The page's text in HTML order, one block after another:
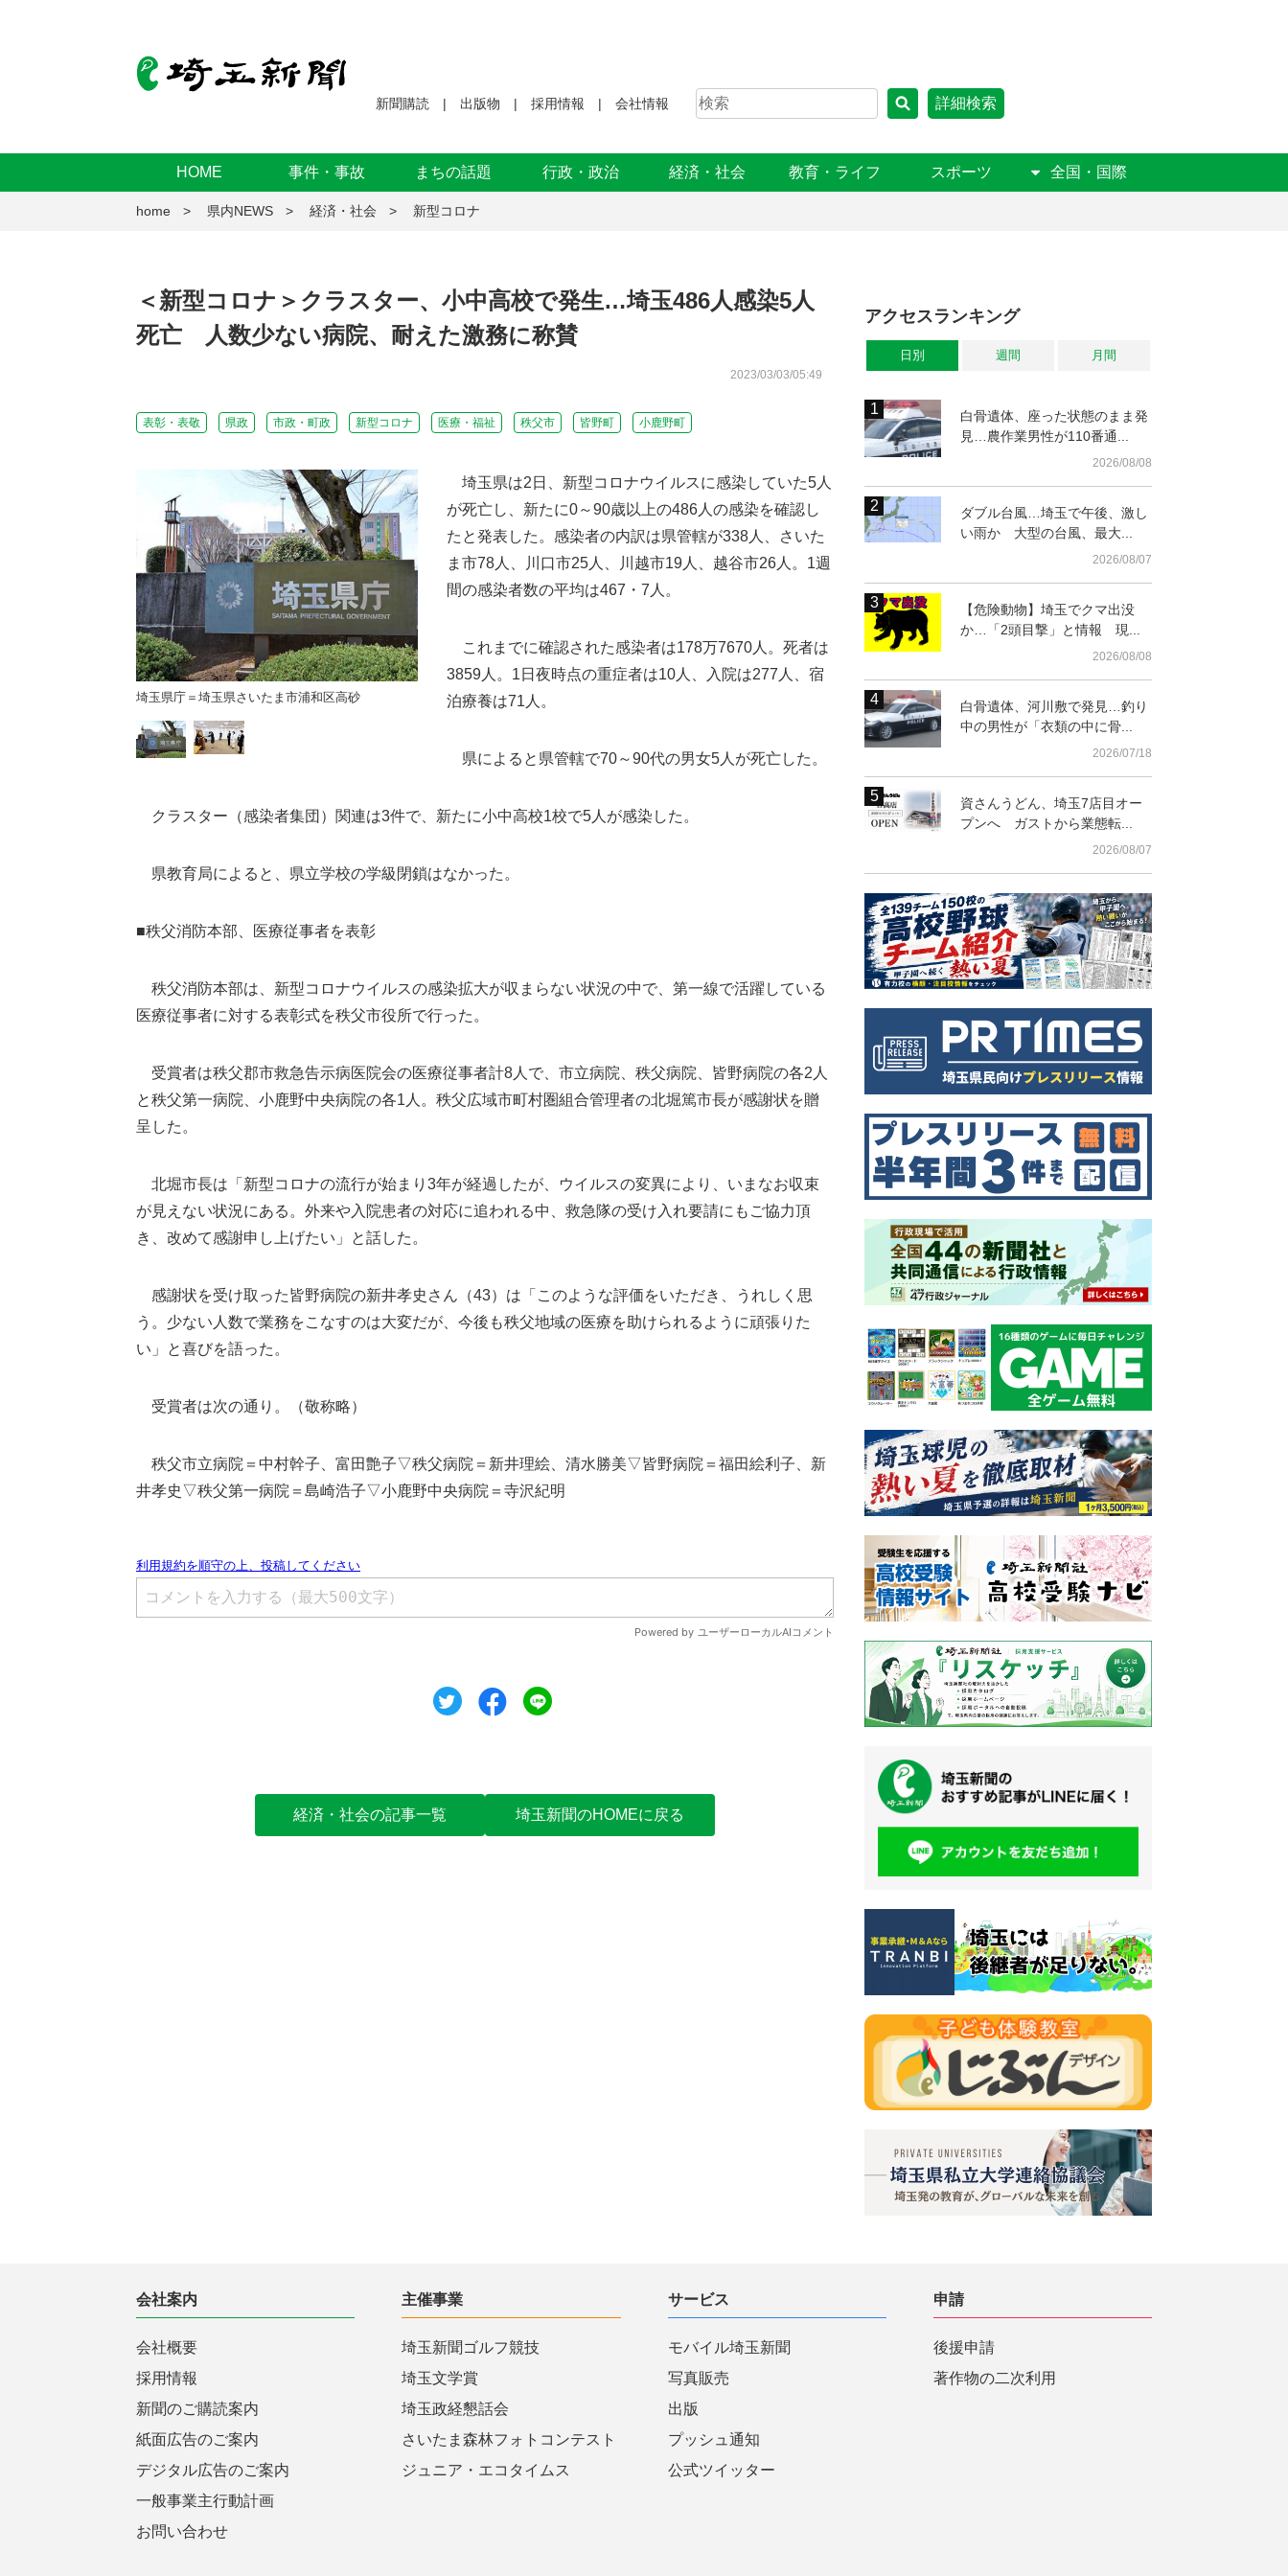
新聞購読 出版物 採用情報 会社情報 詳細検索
HOME 事件・事故 まちの話題 行政・政治 経済・社会 教育・ライフ スポーツ 全国・国際
home 県内NEWS 経済・社会 新型コロナ
＜新型コロナ＞クラスター、小中高校で発生…埼玉486人感染5人
死亡 人数少ない病院、耐えた激務に称賛
2023/03/03/05:49
表彰・表敬 県政 市政・町政 新型コロナ 医療・福祉 秩父市 皆野町 小鹿野町
埼玉県庁＝埼玉県さいたま市浦和区高砂
北堀篤市長（左）から感謝状を受け取る医療従事
者＝秩父市役所
埼玉県庁＝埼玉県さいたま市浦和区高砂
埼玉県は2日、新型コロナウイルスに感染していた5人
が死亡し、新たに0～90歳以上の486人の感染を確認し
たと発表した。感染者の内訳は県管轄が338人、さいた
ま市78人、川口市25人、川越市19人、越谷市26人。1週
間の感染者数の平均は467・7人。
これまでに確認された感染者は178万7670人。死者は
3859人。1日夜時点の重症者は10人、入院は277人、宿
泊療養は71人。
県によると県管轄で70～90代の男女5人が死亡した。
クラスター（感染者集団）関連は3件で、新たに小中高校1校で5人が感染した。
県教育局によると、県立学校の学級閉鎖はなかった。
■秩父消防本部、医療従事者を表彰
秩父消防本部は、新型コロナウイルスの感染拡大が収まらない状況の中で、第一線で活躍している
医療従事者に対する表彰式を秩父市役所で行った。
受賞者は秩父郡市救急告示病医院会の医療従事者計8人で、市立病院、秩父病院、皆野病院の各2人
と秩父第一病院、小鹿野中央病院の各1人。秩父広域市町村圏組合管理者の北堀篤市長が感謝状を贈
呈した。
北堀市長は「新型コロナの流行が始まり3年が経過したが、ウイルスの変異により、いまなお収束
が見えない状況にある。外来や入院患者の対応に追われる中、救急隊の受け入れ要請にもご協力頂
き、改めて感謝申し上げたい」と話した。
感謝状を受け取った皆野病院の新井孝史さん（43）は「このような評価をいただき、うれしく思
う。少ない人数で業務をこなすのは大変だが、今後も秩父地域の医療を助けられるように頑張りた
い」と喜びを語った。
受賞者は次の通り。（敬称略）
秩父市立病院＝中村幹子、富田艶子▽秩父病院＝新井理絵、清水勝美▽皆野病院＝福田絵利子、新
井孝史▽秩父第一病院＝島崎浩子▽小鹿野中央病院＝寺沢紀明
ツイートシェア
経済・社会の記事一覧 埼玉新聞のHOMEに戻る
アクセスランキング
日別 週間 月間
白骨遺体、座った状態のまま発
見…農作業男性が110番通...
2026/08/08
ダブル台風…埼玉で午後、激し
い雨か 大型の台風、最大...
2026/08/07
【危険動物】埼玉でクマ出没
か…「2頭目撃」と情報 現...
2026/08/08
白骨遺体、河川敷で発見…釣り
中の男性が「衣類の中に骨...
2026/07/18
資さんうどん、埼玉7店目オー
プンへ ガストから業態転...
2026/08/07
会社案内
会社概要
採用情報
新聞のご購読案内
紙面広告のご案内
デジタル広告のご案内
一般事業主行動計画
お問い合わせ
主催事業
埼玉新聞ゴルフ競技
埼玉文学賞
埼玉政経懇話会
さいたま森林フォトコンテスト
ジュニア・エコタイムス
サービス
モバイル埼玉新聞
写真販売
出版
プッシュ通知
公式ツイッター
申請
後援申請
著作物の二次利用